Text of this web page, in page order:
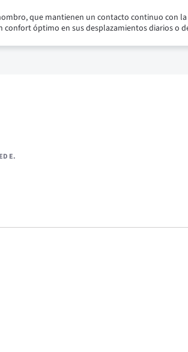
que mantienen un contacto continuo con
óptimo en sus desplazamientos diarios o
E.